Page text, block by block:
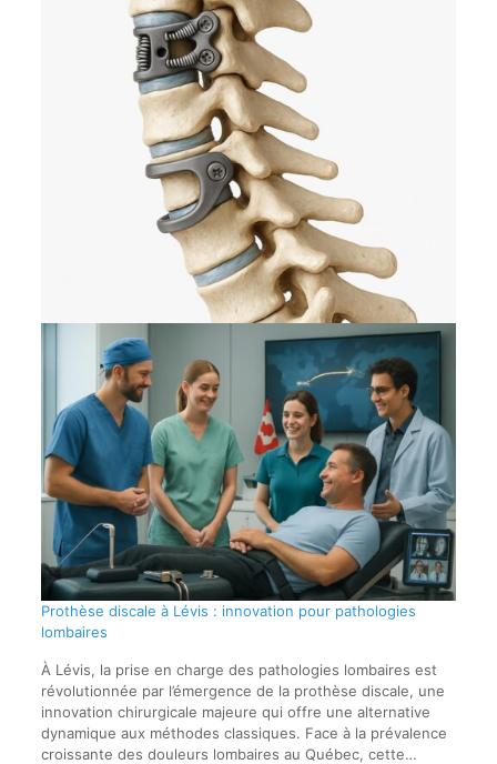
Prothèse discale à Lévis : innovation pour pathologies
lombaires
À Lévis, la prise en charge des pathologies lombaires est
révolutionnée par l’émergence de la prothèse discale, une
innovation chirurgicale majeure qui offre une alternative
dynamique aux méthodes classiques. Face à la prévalence
croissante des douleurs lombaires au Québec, cette…